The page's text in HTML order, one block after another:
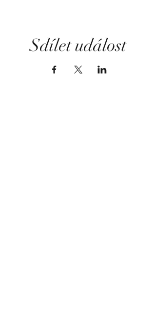
tomto podnětném večeru, kde
Sdílet událost